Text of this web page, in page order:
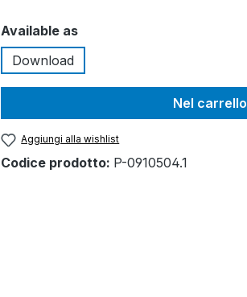
Seleziona
Available as
Download
Nel carrello
Aggiungi alla wishlist
Codice prodotto: P-0910504.1